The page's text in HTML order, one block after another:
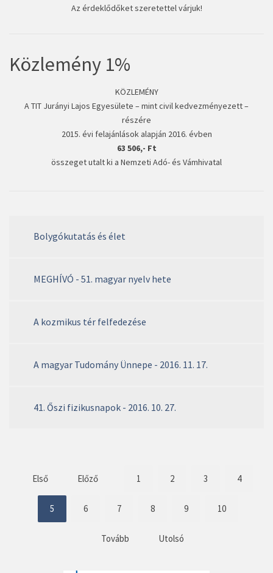
Az érdeklődőket szeretettel várjuk!
Közlemény 1%
KÖZLEMÉNY
A TIT Jurányi Lajos Egyesülete – mint civil kedvezményezett –
részére
2015. évi felajánlások alapján 2016. évben
63 506,- Ft
összeget utalt ki a Nemzeti Adó- és Vámhivatal
Bolygókutatás és élet
MEGHÍVÓ - 51. magyar nyelv hete
A kozmikus tér felfedezése
A magyar Tudomány Ünnepe - 2016. 11. 17.
41. Őszi fizikusnapok - 2016. 10. 27.
Első Előző 1 2 3 4
5 6 7 8 9 10
Tovább Utolsó